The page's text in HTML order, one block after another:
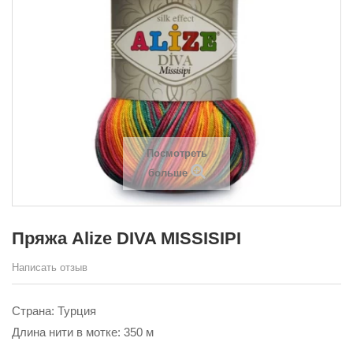
Посмотреть
больше
Пряжа Alize DIVA MISSISIPI
Написать отзыв
Страна: Турция
Длина нити в мотке: 350 м